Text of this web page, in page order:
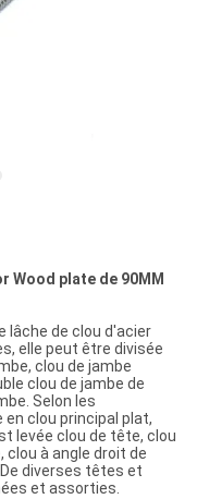
Wood plate de 90MM
lâche de clou d'acier
elle peut être divisée
clou de jambe
clou de jambe de
Selon les
clou principal plat,
levée clou de tête, clou
clou à angle droit de
diverses têtes et
et assorties.